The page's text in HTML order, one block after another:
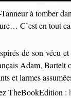
à tomber
C’est en tout
de son vécu
Adam,
et larmes
TheBookEdition :